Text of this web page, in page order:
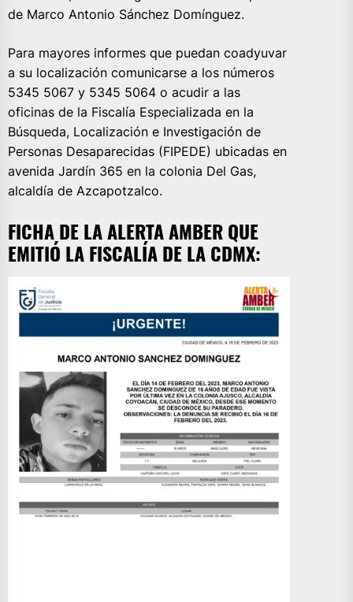
de Marco Antonio Sánchez Domínguez.
Para mayores informes que puedan coadyuvar
a su localización comunicarse a los números
5345 5067 y 5345 5064 o acudir a las
oficinas de la Fiscalía Especializada en la
Búsqueda, Localización e Investigación de
Personas Desaparecidas (FIPEDE) ubicadas en
avenida Jardín 365 en la colonia Del Gas,
alcaldía de Azcapotzalco.
FICHA DE LA ALERTA AMBER QUE
EMITIÓ LA FISCALÍA DE LA CDMX: